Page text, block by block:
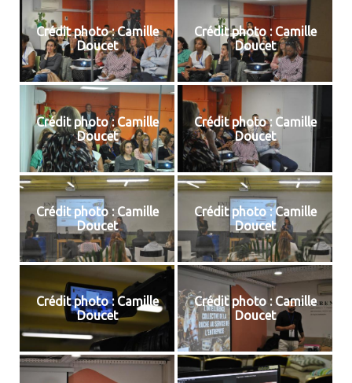
Crédit photo : Camille
Doucet
Crédit photo : Camille
Doucet
Crédit photo : Camille
Doucet
Crédit photo : Camille
Doucet
Crédit photo : Camille
Doucet
Crédit photo : Camille
Doucet
Crédit photo : Camille
Doucet
Crédit photo : Camille
Doucet